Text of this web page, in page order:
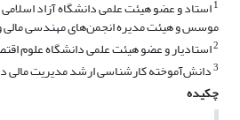
1استاد و عضو هیئت علمی دانشگاه آزاد
موسس و هیئت مدیره انجمن‌های مهندسی مالی
2استادیار و عضو هیئت علمی دانشگاه علوم
3دانش‌آموخته کارشناسی ارشد مدیریت مالی
چکیده